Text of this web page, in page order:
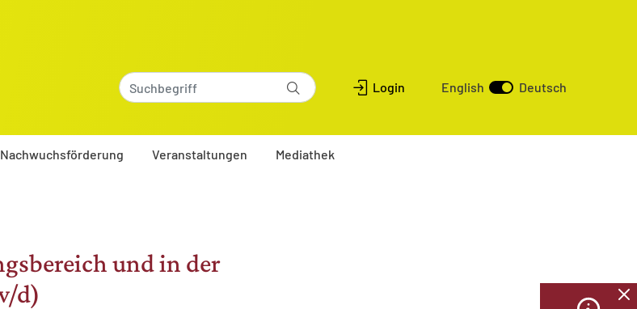
Login English Deutsch
Nachwuchsförderung Veranstaltungen Mediathek
und in der
d)